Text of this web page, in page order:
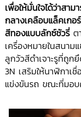
เพื่อให้มั่นใจได้ว่าสา
กลางเคลือบแล็คเก
สีทองแบบลักซ์ชัวรี่ ต
เครื่องหมายในสนา
ลูกวัวสีดำเจาะรูที่ถูก
3N เสริมให้นาฬิกาเ
แข่งขันรถ ขณะที่มอบ